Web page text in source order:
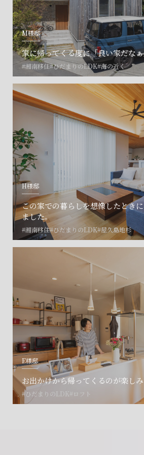
M様邸
家に帰ってくる度に「良い家だな
#湘南移住#ひだまりのLDK#海の近く
H様邸
この家での暮らしを想像したとき
ました。
#湘南移住#ひだまりのLDK#屋久島地杉
E様邸
お出かけから帰ってくるのが楽し
#ひだまりのLDK#ロフト
©SET inc.